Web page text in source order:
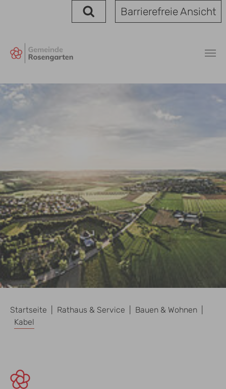
Kabel - Gemeinde Rosengarten
Zum Hauptinhalt springen
Barrierefreie Ansicht
Startseite
Rathaus & Service
Bauen & Wohnen
Kabel